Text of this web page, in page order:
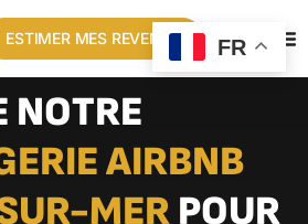
ESTIMER MES REVENUS
NOTRE
AIRBNB
MER POUR
FR